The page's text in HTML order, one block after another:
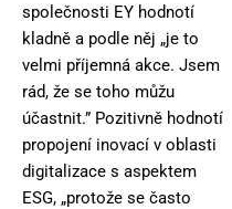
společnosti EY hodnotí
kladně a podle něj „je to
velmi příjemná akce. Jsem
rád, že se toho můžu
účastnit.” Pozitivně hodnotí
propojení inovací v oblasti
digitalizace s aspektem
ESG, „protože se často